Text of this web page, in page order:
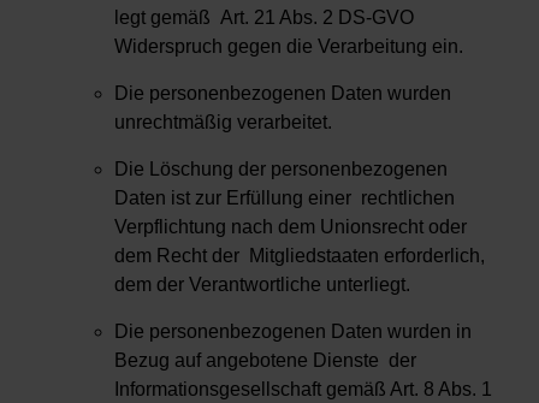
legt gemäß Art. 21 Abs. 2 DS-GVO
Widerspruch gegen die Verarbeitung ein.
Die personenbezogenen Daten wurden
unrechtmäßig verarbeitet.
Die Löschung der personenbezogenen
Daten ist zur Erfüllung einer rechtlichen
Verpflichtung nach dem Unionsrecht oder
dem Recht der Mitgliedstaaten erforderlich,
dem der Verantwortliche unterliegt.
Die personenbezogenen Daten wurden in
Bezug auf angebotene Dienste der
Informationsgesellschaft gemäß Art. 8 Abs. 1